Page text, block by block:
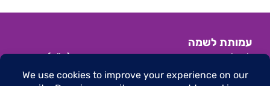
עמותת לשמה
לשילוב מתמודדים והעצמה בבריאות הנפש (ע"ר)
הצהרת נגישות | תנאי שימוש באתר